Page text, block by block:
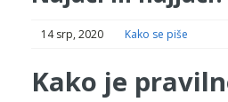
14 srp, 2020 Kako se piše
Kako je